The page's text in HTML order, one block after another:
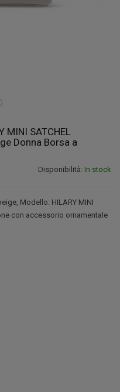
MINI SATCHEL
Donna Borsa a
Disponibilità: In stock
Modello: HILARY MINI
con accessorio ornamentale